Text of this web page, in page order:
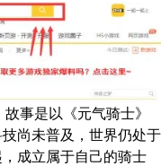
事是以《元气骑士》
尚未普及，世界仍处于
成立属于自己的骑士